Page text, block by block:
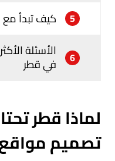
5 كيف تبدأ مع
6 الأسئلة
في قطر
لماذا قطر
تصميم